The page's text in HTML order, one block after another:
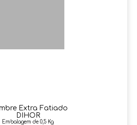
Extra Fatiado
DIHOR
Embalagem de 0,5 Kg